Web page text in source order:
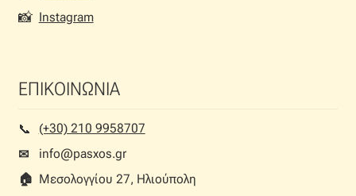
📸 Instagram
ΕΠΙΚΟΙΝΩΝΙΑ
📞︎
(+30) 210 9958707
✉
info@pasxos.gr
🏠︎ Μεσολογγίου 27, Ηλιούπολη